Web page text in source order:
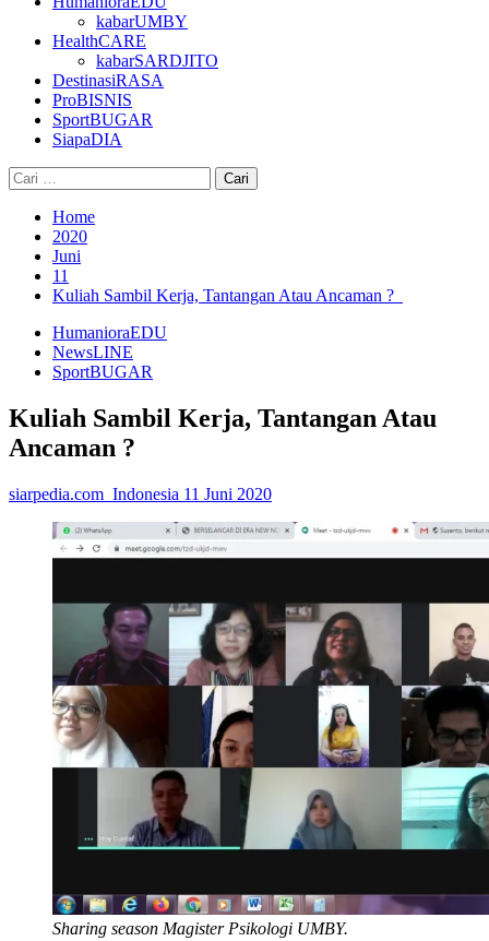
kabarUMBY
HealthCARE
kabarSARDJITO
DestinasiRASA
ProBISNIS
SportBUGAR
SiapaDIA
Cari
untuk:
Home
2020
Juni
11
Kuliah Sambil Kerja, Tantangan Atau Ancaman ?
HumanioraEDU
NewsLINE
SportBUGAR
Kuliah Sambil Kerja, Tantangan Atau
Ancaman ?
siarpedia.com_Indonesia 11 Juni 2020
Sharing season Magister Psikologi UMBY.